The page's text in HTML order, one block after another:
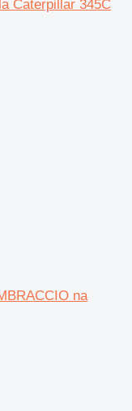
Caterpillar 345C
na